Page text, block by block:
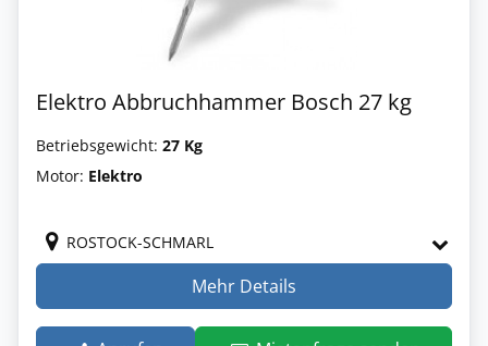
Elektro Abbruchhammer Bosch 27 kg
Betriebsgewicht: 27 Kg
Motor: Elektro
ROSTOCK-SCHMARL
Mehr Details